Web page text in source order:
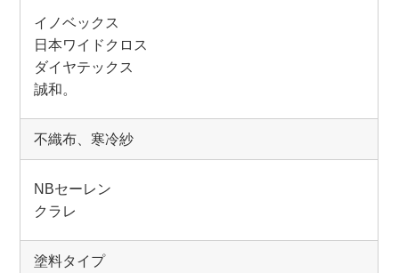
イノベックス
日本ワイドクロス
ダイヤテックス
誠和。
不織布、寒冷紗
NBセーレン
クラレ
塗料タイプ